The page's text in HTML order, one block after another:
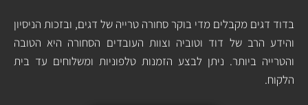
בדוד דגים מקבלים מדי בוקר סחורה טרייה של דגים, ובזכות הניסיון
והידע הרב של דוד וטוביה וצוות העובדים הסחורה היא הטובה
והטרייה ביותר. ניתן לבצע הזמנות טלפוניות ומשלוחים עד בית
הלקוח.